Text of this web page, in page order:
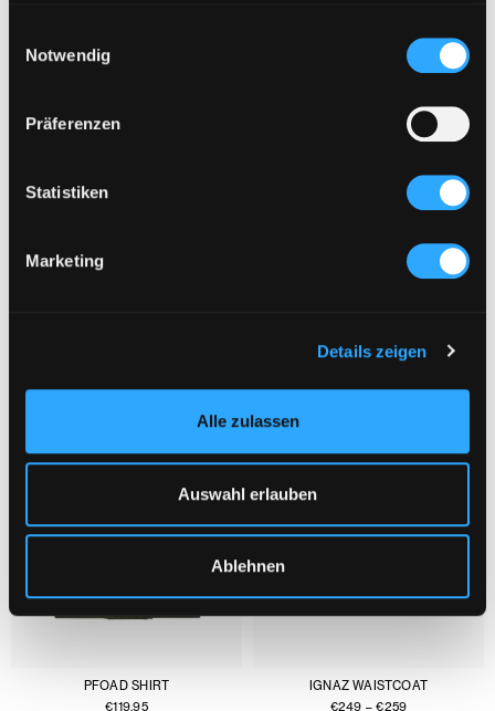
Notwendig
Präferenzen
Statistiken
Marketing
Details zeigen
Alle zulassen
Auswahl erlauben
Ablehnen
SIZING
CARE INSTRUCTIONS
PFOAD SHIRT
€119,95
IGNAZ WAISTCOAT
€249 –€259